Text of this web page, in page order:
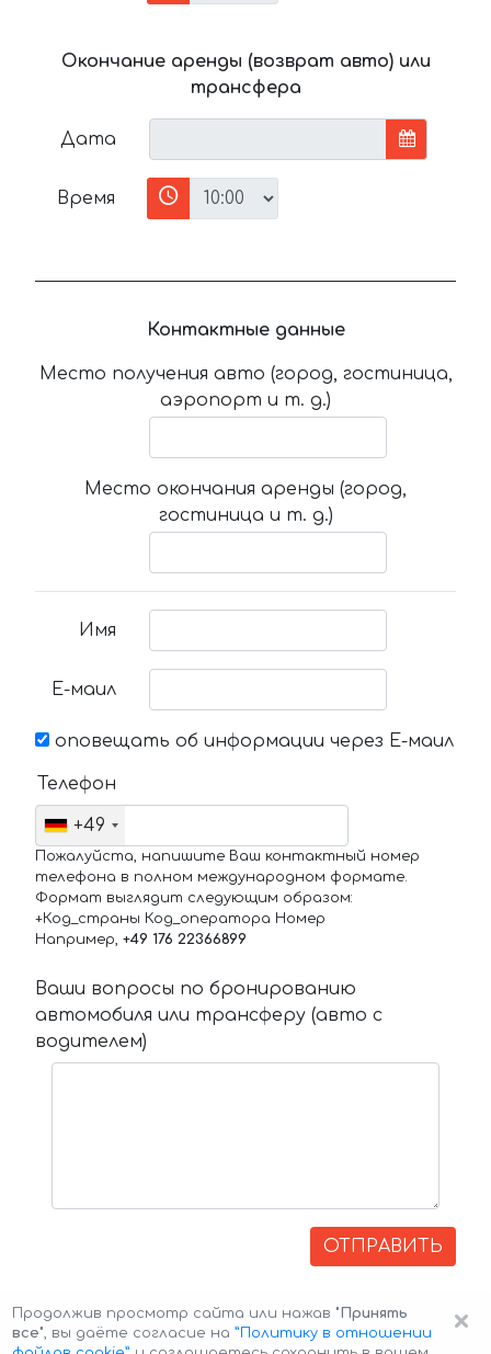
Окончание аренды (возврат авто) или
трансфера
Дата
Время
Контактные данные
Место получения авто (город, гостиница,
аэропорт и т. д.)
Место окончания аренды (город,
гостиница и т. д.)
Имя
Е-маил
оповещать об информации через Е-маил
Телефон
+49
Пожалуйста, напишите Ваш контактный номер
телефона в полном международном формате.
Формат выглядит следующим образом:
+Код_страны Код_оператора Номер
Например, +49 176 22366899
Ваши вопросы по бронированию
автомобиля или трансферу (авто с
водителем)
ОТПРАВИТЬ
×
Продолжив просмотр сайта или нажав "Принять
все", вы даёте согласие на ”Политику в отношении